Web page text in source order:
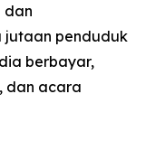
dan
jutaan penduduk
berbayar,
dan acara